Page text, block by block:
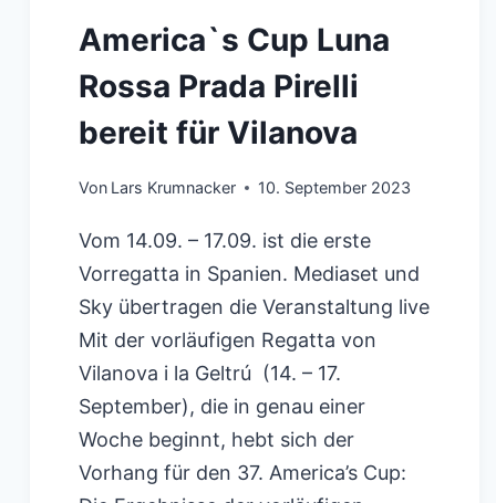
America`s Cup Luna
Rossa Prada Pirelli
bereit für Vilanova
Von Lars Krumnacker 10. September 2023
Vom 14.09. – 17.09. ist die erste
Vorregatta in Spanien. Mediaset und
Sky übertragen die Veranstaltung live
Mit der vorläufigen Regatta von
Vilanova i la Geltrú (14. – 17.
September), die in genau einer
Woche beginnt, hebt sich der
Vorhang für den 37. America’s Cup: